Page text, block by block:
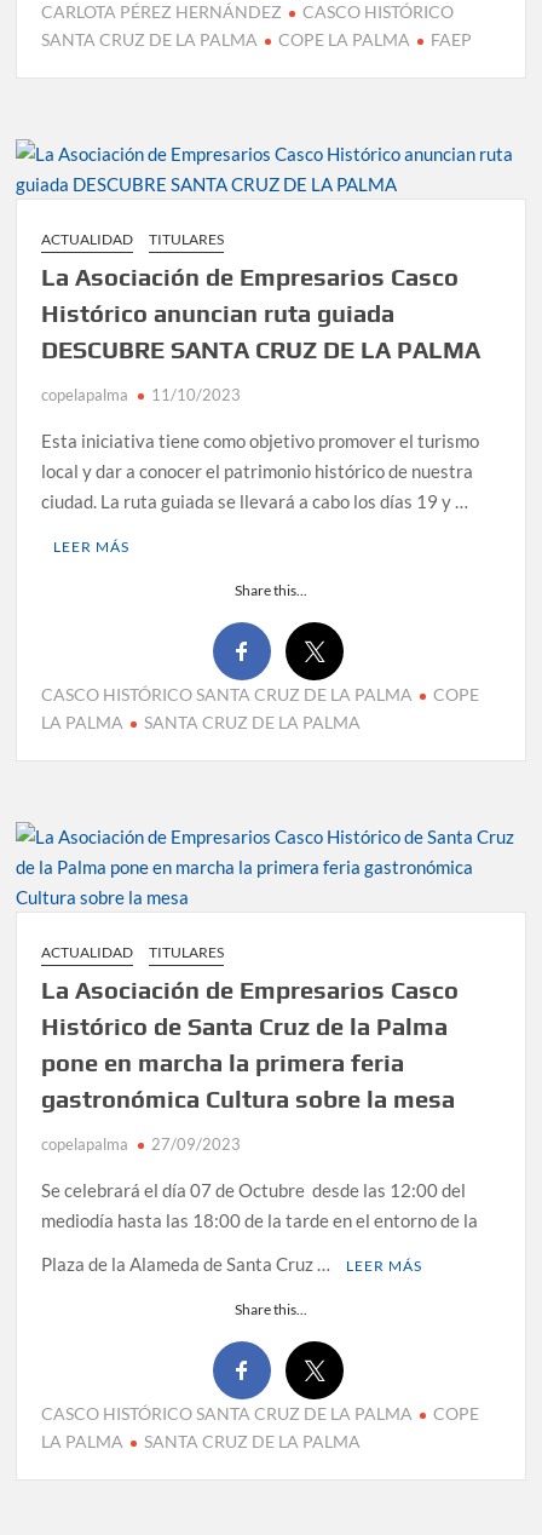
CARLOTA PÉREZ HERNÁNDEZ
CASCO HISTÓRICO
SANTA CRUZ DE LA PALMA
COPE LA PALMA FAEP
ACTUALIDAD TITULARES
La Asociación de Empresarios Casco
Histórico anuncian ruta guiada
DESCUBRE SANTA CRUZ DE LA PALMA
copelapalma 11/10/2023
Esta iniciativa tiene como objetivo promover el turismo
local y dar a conocer el patrimonio histórico de nuestra
ciudad. La ruta guiada se llevará a cabo los días 19 y …
LEER MÁS
Share this...
CASCO HISTÓRICO SANTA CRUZ DE LA PALMA
COPE
LA PALMA
SANTA CRUZ DE LA PALMA
ACTUALIDAD TITULARES
La Asociación de Empresarios Casco
Histórico de Santa Cruz de la Palma
pone en marcha la primera feria
gastronómica Cultura sobre la mesa
copelapalma 27/09/2023
Se celebrará el día 07 de Octubre desde las 12:00 del
mediodía hasta las 18:00 de la tarde en el entorno de la
Plaza de la Alameda de Santa Cruz …
LEER MÁS
Share this...
CASCO HISTÓRICO SANTA CRUZ DE LA PALMA
COPE
LA PALMA
SANTA CRUZ DE LA PALMA